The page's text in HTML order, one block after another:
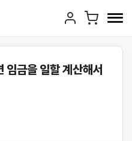
임금을 일할 계산해서